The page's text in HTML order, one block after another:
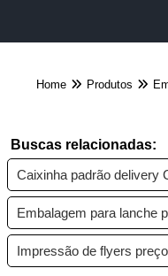
Home Produtos
Buscas relacionadas:
Caixinha padrão delivery
Embalagem para lanche
Impressão de flyers